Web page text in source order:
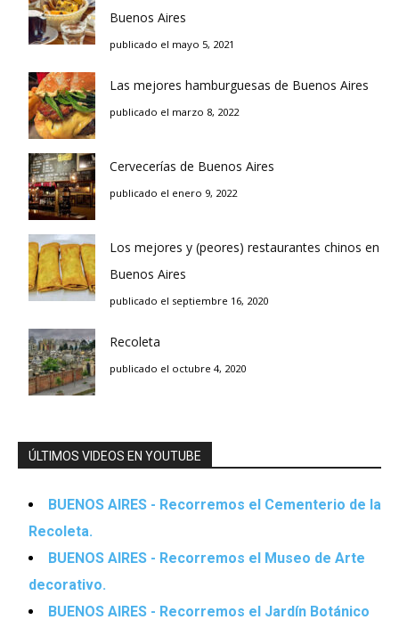
Buenos Aires
publicado el mayo 5, 2021
Las mejores hamburguesas de Buenos Aires
publicado el marzo 8, 2022
Cervecerías de Buenos Aires
publicado el enero 9, 2022
Los mejores y (peores) restaurantes chinos en
Buenos Aires
publicado el septiembre 16, 2020
Recoleta
publicado el octubre 4, 2020
ÚLTIMOS VIDEOS EN YOUTUBE
BUENOS AIRES - Recorremos el Cementerio de la
Recoleta.
BUENOS AIRES - Recorremos el Museo de Arte
decorativo.
BUENOS AIRES - Recorremos el Jardín Botánico